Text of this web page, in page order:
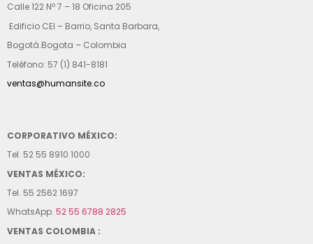
Calle 122 Nº 7 – 18 Oficina 205
Edificio CEI – Barrio, Santa Barbara,
Bogotá.Bogota – Colombia
Teléfono: 57 (1) 841-8181
ventas@humansite.co
CORPORATIVO MÉXICO:
Tel. 52 55 8910 1000
VENTAS MÉXICO:
Tel. 55 2562 1697
WhatsApp. 52 55 6788 2825
VENTAS COLOMBIA :